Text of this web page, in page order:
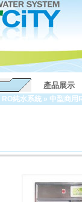
產品展示
RO純水系統 » 中型商用